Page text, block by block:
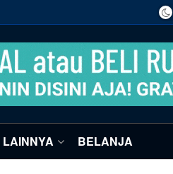
LAINNYA BELANJA